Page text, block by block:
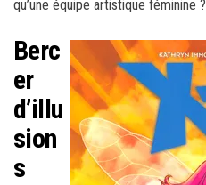
qu’une équipe artistique féminine ?
Berc
er
d’illu
sion
s